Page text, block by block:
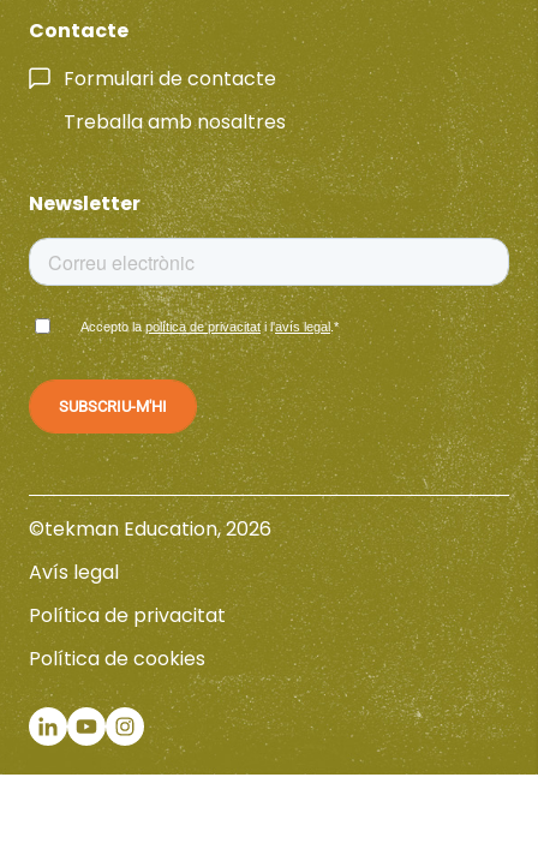
Contacte
Formulari de contacte
Treballa amb nosaltres
Newsletter
Accepto lapolítica de privacitati l'avís legal.*
©tekman Education, 2026
Avís legal
Política de privacitat
Política de cookies